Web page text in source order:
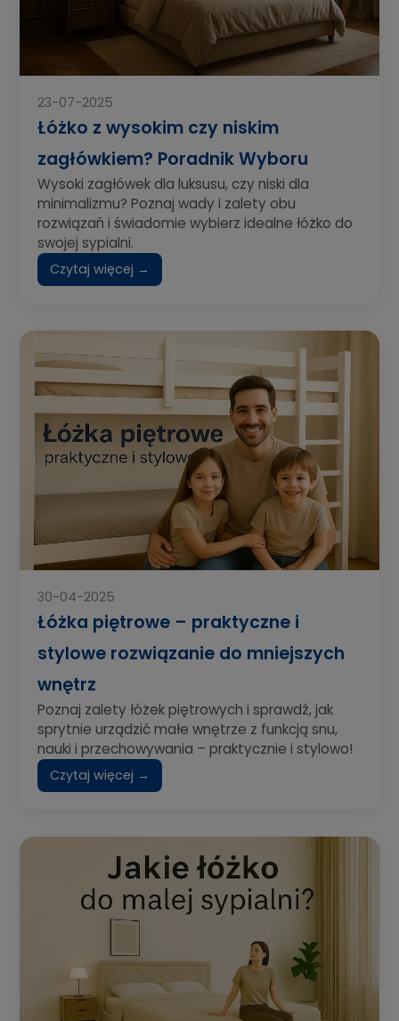
23-07-2025
Łóżko z wysokim czy niskim
zagłówkiem? Poradnik Wyboru
Wysoki zagłówek dla luksusu, czy niski dla
minimalizmu? Poznaj wady i zalety obu
rozwiązań i świadomie wybierz idealne łóżko do
swojej sypialni.
Czytaj więcej →
30-04-2025
Łóżka piętrowe – praktyczne i
stylowe rozwiązanie do mniejszych
wnętrz
Poznaj zalety łóżek piętrowych i sprawdź, jak
sprytnie urządzić małe wnętrze z funkcją snu,
nauki i przechowywania – praktycznie i stylowo!
Czytaj więcej →